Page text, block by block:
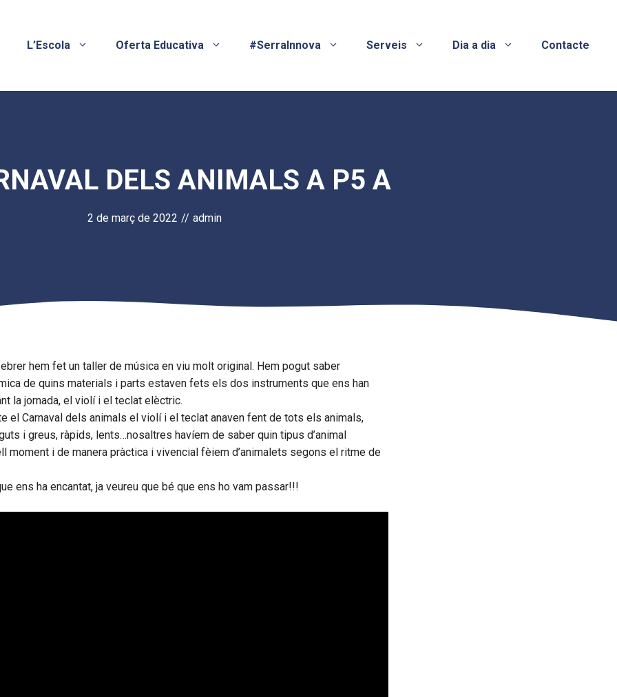
L’Escola Oferta Educativa #SerraInnova Serveis Dia a dia Contacte
DELS ANIMALS A P5 A
2 de març de 2022 // admin
hem fet un taller de música en viu molt original. Hem pogut saber
de quins materials i parts estaven fets els dos instruments que ens han
la jornada, el violí i el teclat elèctric.
el Carnaval dels animals el violí i el teclat anaven fent de tots els animals,
i greus, ràpids, lents…nosaltres havíem de saber quin tipus d’animal
moment i de manera pràctica i vivencial fèiem d’animalets segons el ritme de
ens ha encantat, ja veureu que bé que ens ho vam passar!!!